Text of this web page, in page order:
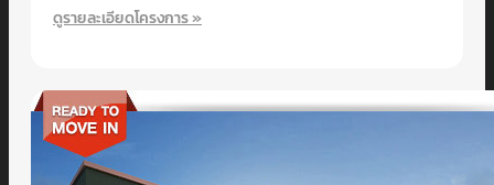
ดูรายละเอียดโครงการ »